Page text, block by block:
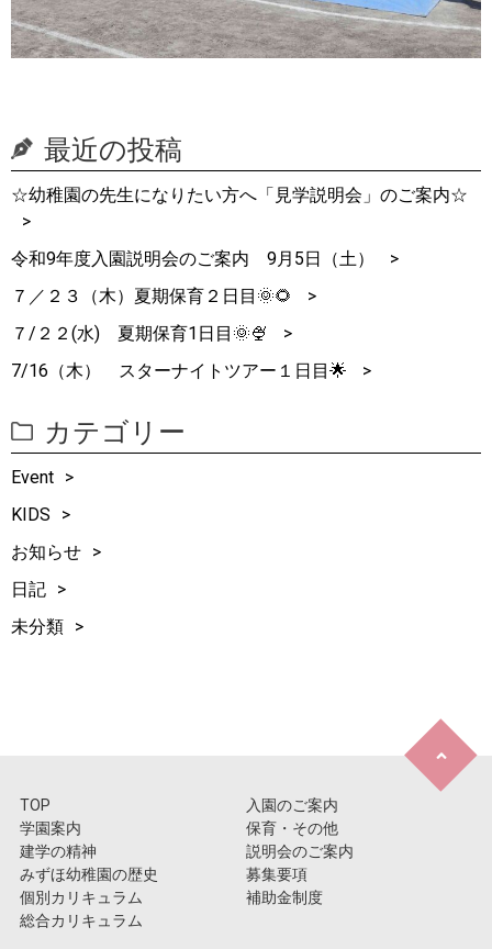
最近の投稿
☆幼稚園の先生になりたい方へ「見学説明会」のご案内☆
令和9年度入園説明会のご案内 9月5日（土）
７／２３（木）夏期保育２日目🌞🌻
７/２２(水) 夏期保育1日目🌞🍨
7/16（木） スターナイトツアー１日目🌟
カテゴリー
Event
KIDS
お知らせ
日記
未分類
TOP
学園案内
建学の精神
みずほ幼稚園の歴史
個別カリキュラム
総合カリキュラム
入園のご案内
保育・その他
説明会のご案内
募集要項
補助金制度